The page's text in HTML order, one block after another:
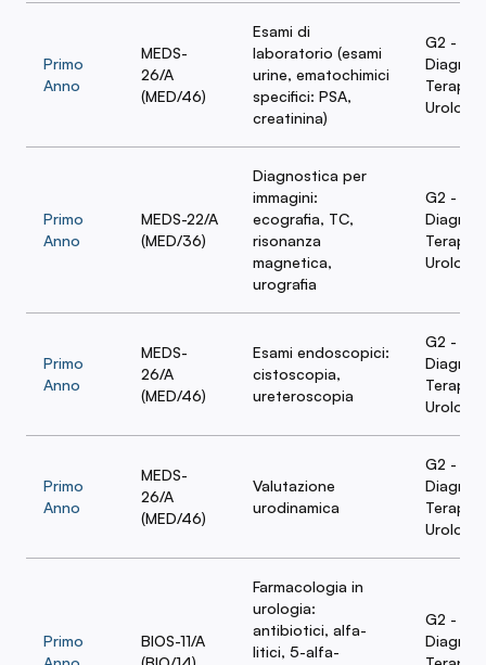
Primo
Anno
MEDS-
26/A
(MED/46)
Esami di
laboratorio (esami
urine, ematochimici
specifici: PSA,
creatinina)
G2 -
Terapia
Urologia
Primo
Anno
MEDS-22/A
(MED/36)
Diagnostica per
immagini:
ecografia, TC,
risonanza
magnetica,
urografia
G2 -
Terapia
Urologia
Primo
Anno
MEDS-
26/A
(MED/46)
Esami endoscopici:
cistoscopia,
ureteroscopia
G2 -
Terapia
Urologia
Primo
Anno
MEDS-
26/A
(MED/46)
Valutazione
urodinamica
G2 -
Terapia
Urologia
Primo
BIOS-11/A
Farmacologia in
urologia:
antibiotici, alfa-
litici, 5-alfa-
G2 -